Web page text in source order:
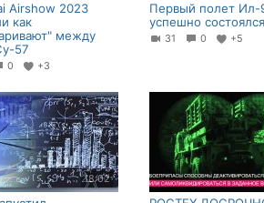
Airshow 2023
как
между
57
0 +3
Первый полет
успешно состоялся
31 0 +5
18:02